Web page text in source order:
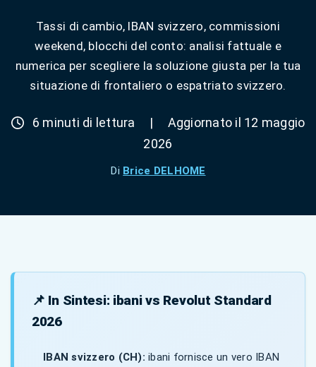
Tassi di cambio, IBAN svizzero, commissioni
weekend, blocchi del conto: analisi fattuale e
numerica per scegliere la soluzione giusta per la tua
situazione di frontaliero o espatriato svizzero.
6 minuti di lettura |
Aggiornato il 12 maggio
2026
Di Brice DELHOME
📌 In Sintesi: ibani vs Revolut Standard
2026
IBAN svizzero (CH): ibani fornisce un vero IBAN